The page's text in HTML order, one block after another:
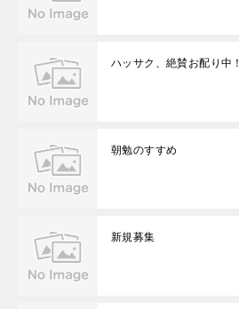
ハッサク、絶賛お配り中！
朝勉のすすめ
新規募集